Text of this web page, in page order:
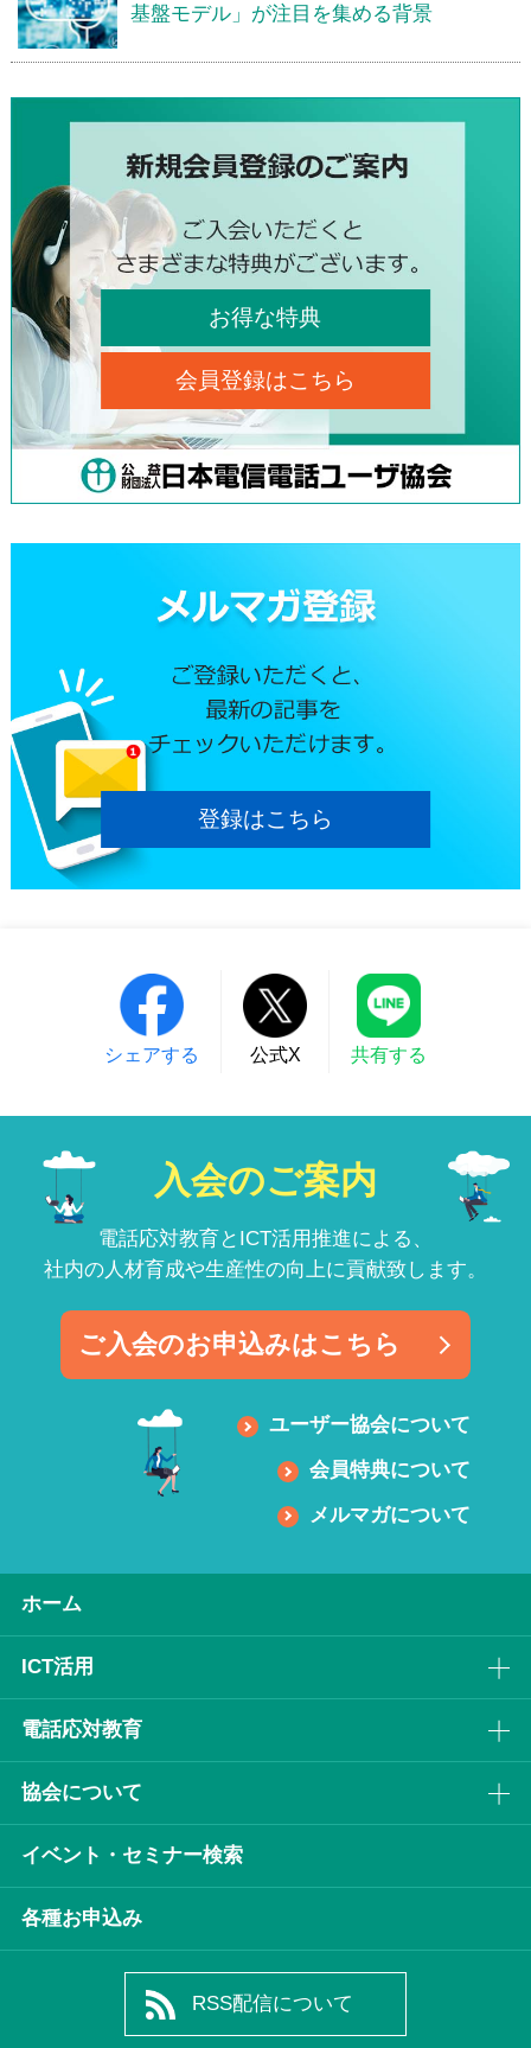
基盤モデル」が注目を集める背景
お得な特典
会員登録はこちら
登録はこちら
シェアする 公式X 共有する
入会のご案内
電話応対教育とICT活用推進による、
社内の人材育成や生産性の向上に貢献致します。
ご入会のお申込みはこちら
ユーザー協会について
会員特典について
メルマガについて
ホーム
ICT活⽤
電話応対教育
協会について
イベント・セミナー検索
各種お申込み
RSS配信について